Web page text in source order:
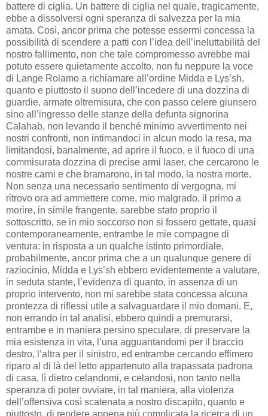
battere di ciglia. Un battere di ciglia nel quale, tragicamente,
ebbe a dissolversi ogni speranza di salvezza per la mia
amata. Così, ancor prima che potesse essermi concessa la
possibilità di scendere a patti con l’idea dell’ineluttabilità del
nostro fallimento, non che tale compromesso avrebbe mai
potuto essere quietamente accolto, non fu neppure la voce
di Lange Rolamo a richiamare all’ordine Midda e Lys’sh,
quanto e piuttosto il suono dell’incedere di una dozzina di
guardie, armate oltremisura, che con passo celere giunsero
sino all’ingresso delle stanze della defunta signorina
Calahab, non levando il benché minimo avvertimento nei
nostri confronti, non intimandoci in alcun modo la resa, ma
limitandosi, banalmente, ad aprire il fuoco, e il fuoco di una
commisurata dozzina di precise armi laser, che cercarono le
nostre carni e che bramarono, in tal modo, la nostra morte.
Non senza una necessario sentimento di vergogna, mi
ritrovo ora ad ammettere come, mio malgrado, il primo a
morire, in simile frangente, sarebbe stato proprio il
sottoscritto, se in mio soccorso non si fossero gettate, quasi
contemporaneamente, entrambe le mie compagne di
ventura: in risposta a un qualche istinto primordiale,
probabilmente, ancor prima che a un qualunque genere di
raziocinio, Midda e Lys’sh ebbero evidentemente a valutare,
in seduta stante, l’evidenza di quanto, in assenza di un
proprio intervento, non mi sarebbe stata concessa alcuna
prontezza di riflessi utile a salvaguardare il mio domani. E,
non errando in tal analisi, ebbero quindi a premurarsi,
entrambe e in maniera persino speculare, di preservare la
mia esistenza in vita, l’una agguantandomi per il braccio
destro, l’altra per il sinistro, ed entrambe cercando effimero
riparo al di là del letto appartenuto alla trapassata padrona
di casa, lì dietro celandomi, e celandosi, non tanto nella
speranza di poter ovviare, in tal maniera, alla violenza
dell’offensiva così scatenata a nostro discapito, quanto e
piuttosto, di rendere appena più complicata la ricerca di un